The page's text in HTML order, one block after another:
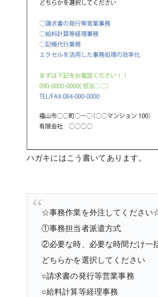
ハガキにはこう書いてあります。
☆事務作業を外注してください
①事務担当者派遣方式
②必要な時、必要な時間だけ一
どちらかを選択してください
○請求書の発行等営業事務
○給料計算等経理事務